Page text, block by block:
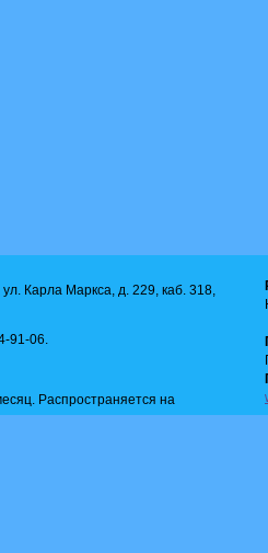
Карла Маркса, д. 229, каб. 318,
91-06.
Распространяется на